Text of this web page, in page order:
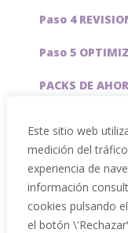
Este sitio web
medición del
experiencia de
información
cookies pulsando
el botón
Paso 4
Paso 5
PACKS DE
Servicios